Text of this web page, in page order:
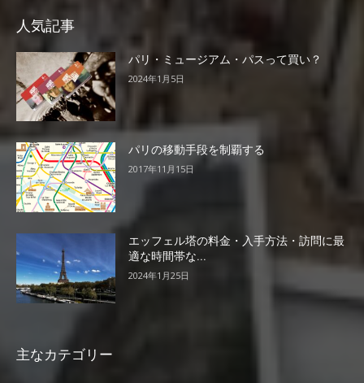
人気記事
パリ・ミュージアム・パスって買い？
2024年1月5日
パリの移動手段を制覇する
2017年11月15日
エッフェル塔の料金・入手方法・訪問に最
適な時間帯な...
2024年1月25日
主なカテゴリー